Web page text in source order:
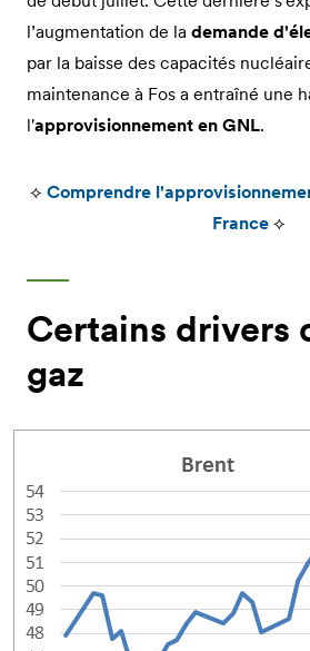
l’augmentation de la demande
par la baisse des capacités
maintenance à Fos a entraîné une
l'approvisionnement en GNL.
⟡ Comprendre
France ⟡
Certains drivers
gaz